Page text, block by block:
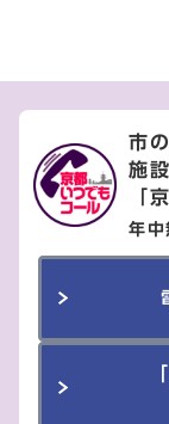
市
施
「
年